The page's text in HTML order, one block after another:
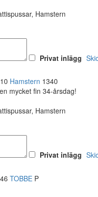
Hamstern
Privat inlägg
Hamstern 1340
mycket fin 34-årsdag!
Hamstern
Privat inlägg
TOBBE P